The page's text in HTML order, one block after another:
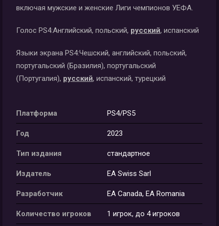
включая мужские и женские Лиги чемпионов УЕФА.
Голос PS4:Английский, польский, русский, испанский
Языки экрана PS4:Чешский, английский, польский,
португальский (Бразилия), португальский
(Португалия), русский, испанский, турецкий
Платформа PS4/PS5
Год 2023
Тип издания стандартное
Издатель EA Swiss Sarl
Разработчик EA Canada, EA Romania
Количество игроков 1 игрок, до 4 игроков